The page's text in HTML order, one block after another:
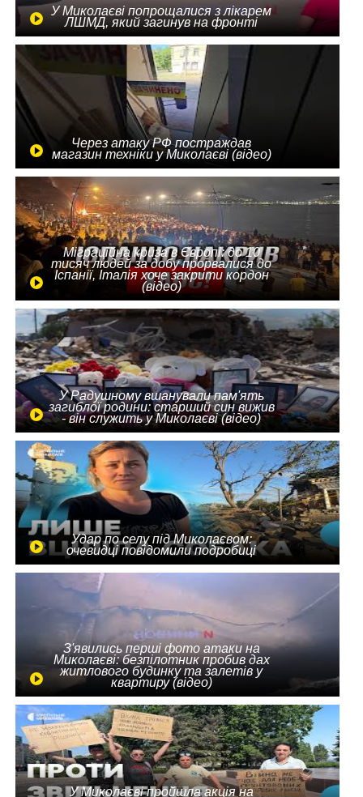
У Миколаєві попрощалися з лікарем
ЛШМД, який загинув на фронті
Через атаку РФ постраждав
магазин техніки у Миколаєві (відео)
Міграційна криза в Європі: до 10
тисяч людей за добу прорвалися до
Іспанії, Італія хоче закрити кордон
(відео)
У Радушному вшанували пам'ять
загиблої родини: старший син вижив
- він служить у Миколаєві (відео)
Удар по селу під Миколаєвом:
очевидці повідомили подробиці
З'явились перші фото атаки на
Миколаєві: безпілотник пробив дах
житлового будинку та залетів у
квартиру (відео)
У Миколаєві пройшла акція на